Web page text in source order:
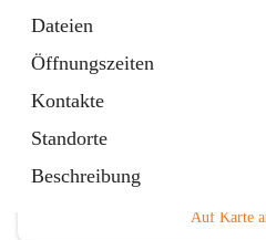
Dateien
Öffnungszeiten
Kontakte
Standorte
Beschreibung
Auf Karte